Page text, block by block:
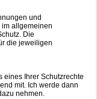
und
allgemeinen
Die
die jeweiligen
eines Ihrer Schutzrechte
mit. Ich werde dann
nehmen.